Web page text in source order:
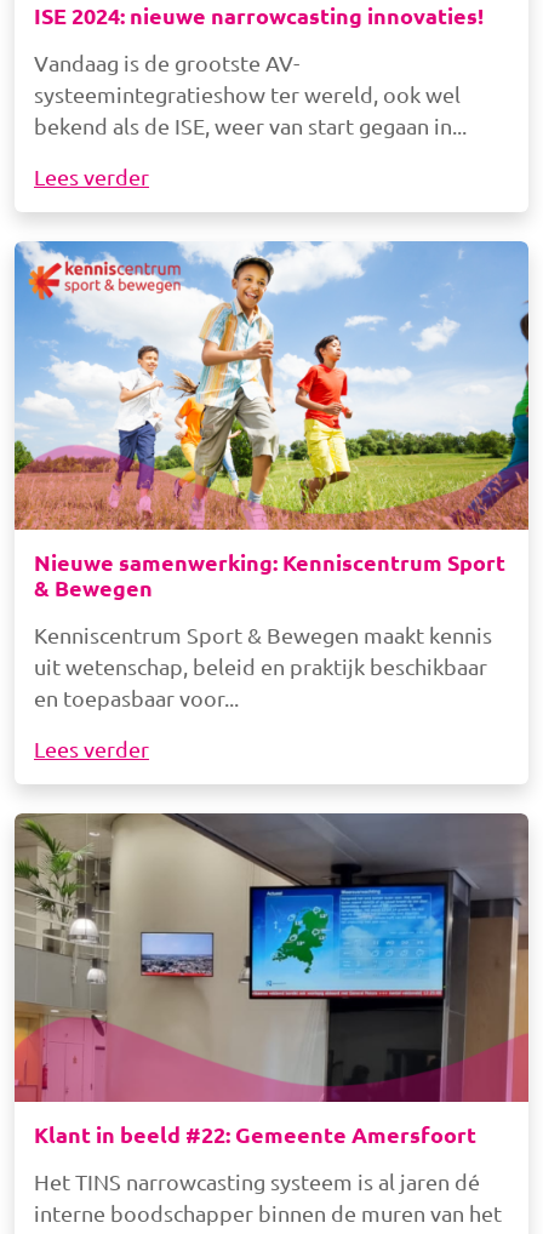
ISE 2024: nieuwe narrowcasting innovaties!
Vandaag is de grootste AV-
systeemintegratieshow ter wereld, ook wel
bekend als de ISE, weer van start gegaan in
Lees verder
Afbeelding
Nieuwe samenwerking: Kenniscentrum Sport
& Bewegen
Kenniscentrum Sport & Bewegen maakt kennis
uit wetenschap, beleid en praktijk beschikbaar
en toepasbaar voor
Lees verder
Afbeelding
Klant in beeld #22: Gemeente Amersfoort
Het TINS narrowcasting systeem is al jaren dé
interne boodschapper binnen de muren van het